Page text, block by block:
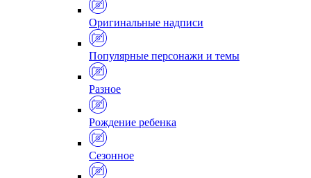
Оригинальные надписи
Популярные персонажи и темы
Разное
Рождение ребенка
Сезонное